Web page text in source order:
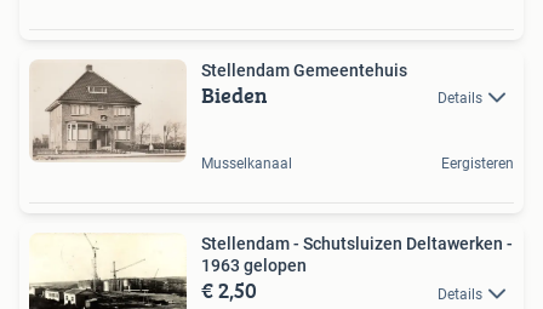
Stellendam Gemeentehuis
Bieden Details
Musselkanaal Eergisteren
Stellendam - Schutsluizen Deltawerken -
1963 gelopen
€ 2,50 Details